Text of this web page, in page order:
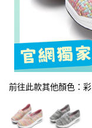
前往此款其他顏色：彩